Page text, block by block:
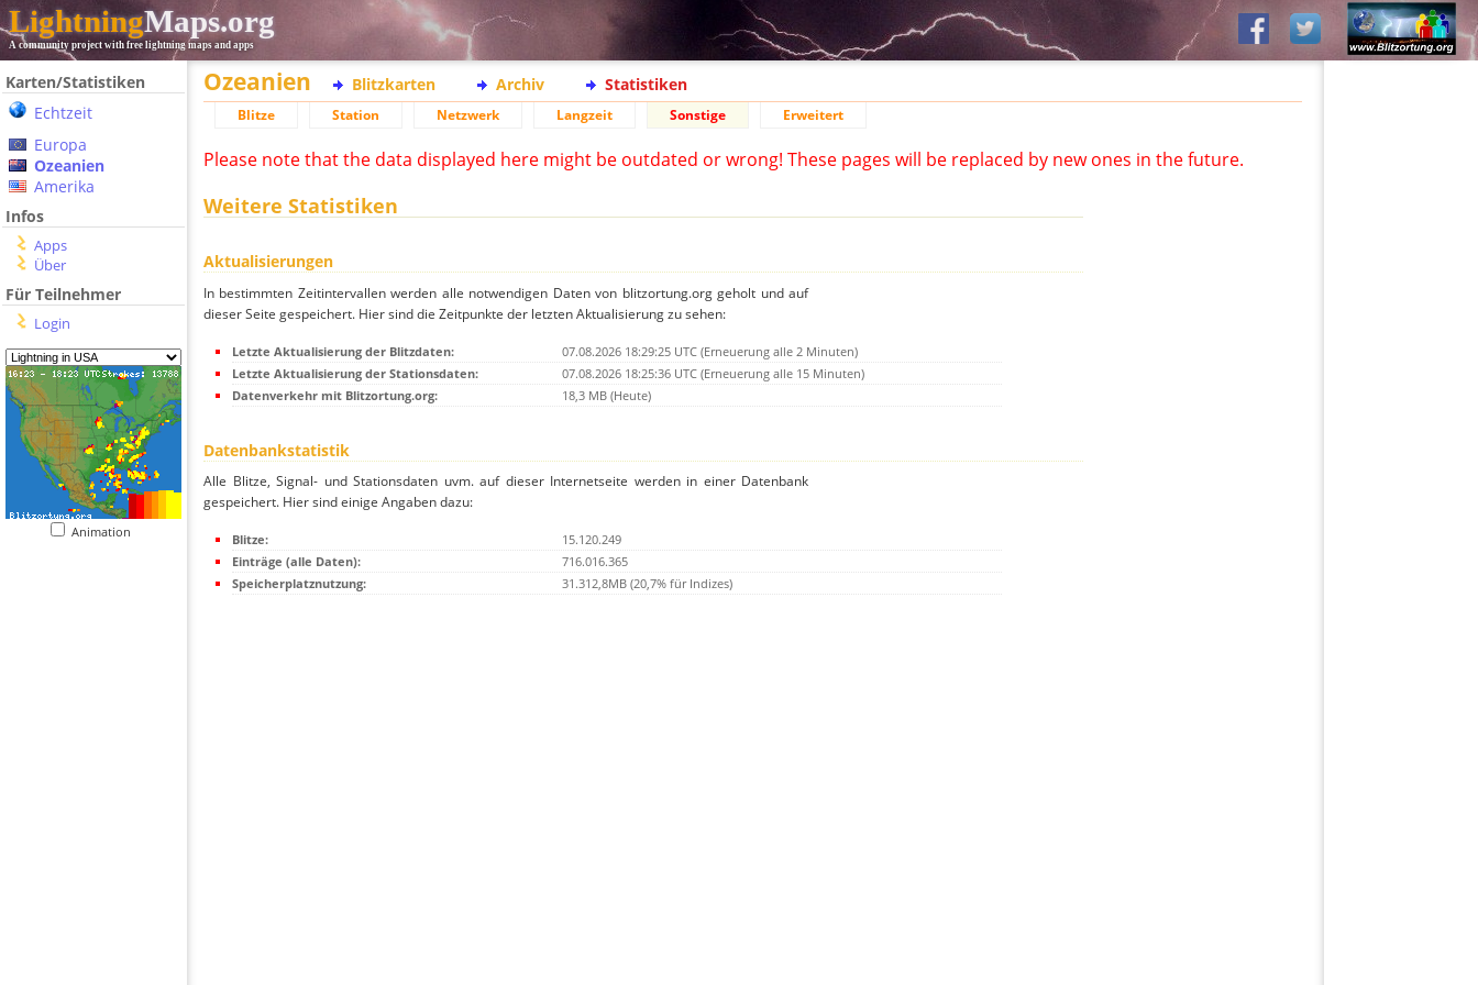
LightningMaps.org
A community project with free lightning maps and apps
Karten/Statistiken
Echtzeit
Europa
Ozeanien
Amerika
Infos
Apps
Über
Für Teilnehmer
Login
Animation
Ozeanien Blitzkarten Archiv Statistiken
Blitze Station Netzwerk Langzeit Sonstige Erweitert
Please note that the data displayed here might be outdated or wrong! These pages will be replaced by new ones in the future.
Weitere Statistiken
Aktualisierungen
In bestimmten Zeitintervallen werden alle notwendigen Daten von blitzortung.org geholt und auf
dieser Seite gespeichert. Hier sind die Zeitpunkte der letzten Aktualisierung zu sehen:
Letzte Aktualisierung der Blitzdaten:
07.08.2026 18:29:25 UTC (Erneuerung alle 2 Minuten)
Letzte Aktualisierung der Stationsdaten:
07.08.2026 18:25:36 UTC (Erneuerung alle 15 Minuten)
Datenverkehr mit Blitzortung.org:
18,3 MB (Heute)
Datenbankstatistik
Alle Blitze, Signal- und Stationsdaten uvm. auf dieser Internetseite werden in einer Datenbank
gespeichert. Hier sind einige Angaben dazu:
Blitze:
15.120.249
Einträge (alle Daten):
716.016.365
Speicherplatznutzung:
31.312,8MB (20,7% für Indizes)